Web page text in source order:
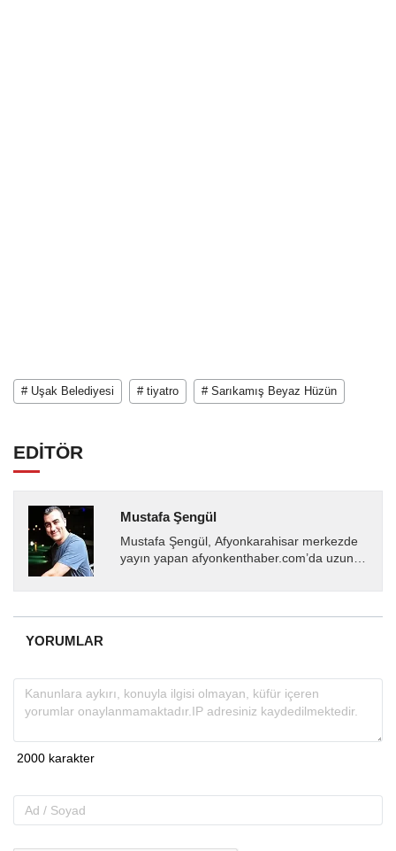
# Uşak Belediyesi # tiyatro # Sarıkamış Beyaz Hüzün
EDİTÖR
Mustafa Şengül
Mustafa Şengül, Afyonkarahisar merkezde
yayın yapan afyonkenthaber.com’da uzun
almakta, haber akışı...
YORUMLAR